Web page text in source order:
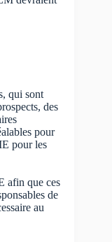
qui sont
des
pour
pour les
afin que ces
de
au